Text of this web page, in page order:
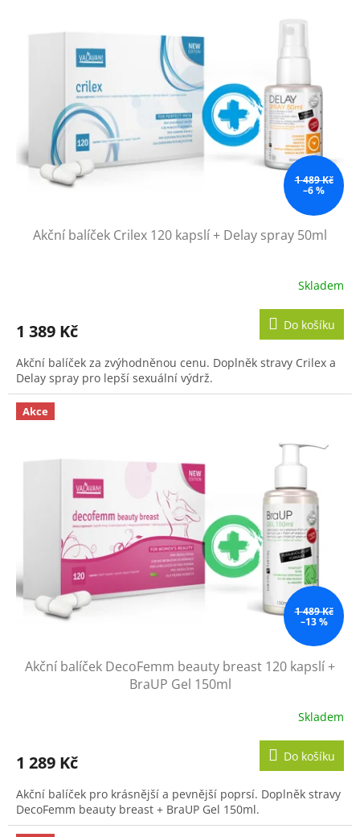
1 489 Kč
–6 %
Akční balíček Crilex 120 kapslí + Delay spray 50ml
Skladem
1 389 Kč Do košíku
Akční balíček za zvýhodněnou cenu. Doplněk stravy Crilex a
Delay spray pro lepší sexuální výdrž.
Akce
1 489 Kč
–13 %
Akční balíček DecoFemm beauty breast 120 kapslí +
BraUP Gel 150ml
je
z
5
hvězdiček.
Skladem
1 289 Kč Do košíku
Akční balíček pro krásnější a pevnější poprsí. Doplněk stravy
DecoFemm beauty breast + BraUP Gel 150ml.